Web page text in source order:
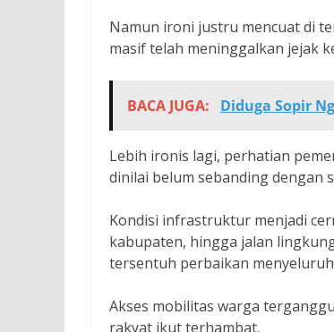
Namun ironi justru mencuat di
masif telah meninggalkan jejak
BACA JUGA: Diduga Sopir
Lebih ironis lagi, perhatian
dinilai belum sebanding dengan
Kondisi infrastruktur menjadi
kabupaten, hingga jalan
tersentuh perbaikan
Akses mobilitas warga
rakyat ikut terhambat.